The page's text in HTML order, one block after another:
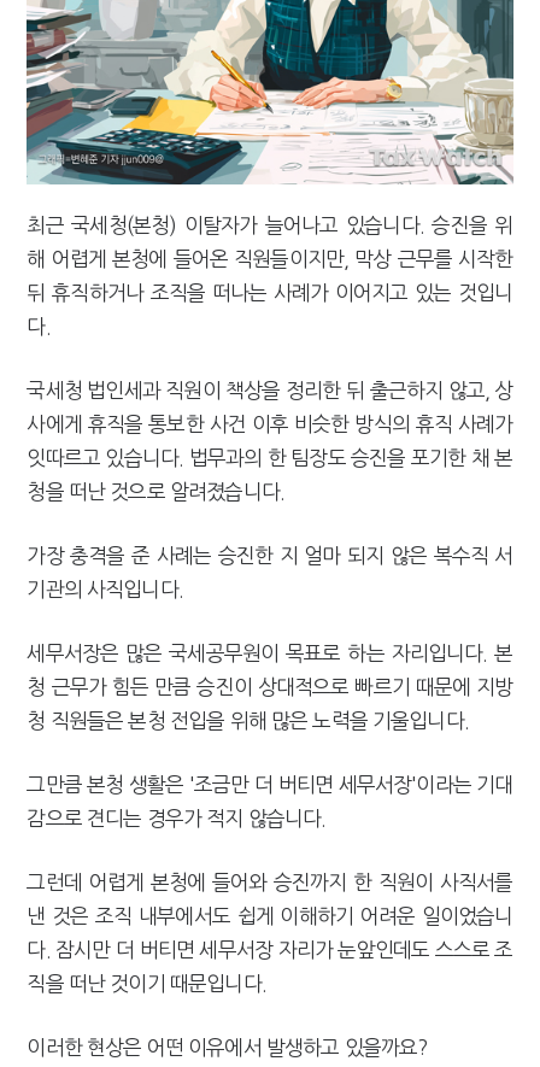
[2026 세제개편]"상속 닥치면 늦다"…가업승계 성패, 시간에 달렸다
최근 국세청(본청) 이탈자가 늘어나고 있습니다. 승진을 위
해 어렵게 본청에 들어온 직원들이지만, 막상 근무를 시작한
뒤 휴직하거나 조직을 떠나는 사례가 이어지고 있는 것입니
다.
국세청 법인세과 직원이 책상을 정리한 뒤 출근하지 않고, 상
사에게 휴직을 통보한 사건 이후 비슷한 방식의 휴직 사례가
잇따르고 있습니다. 법무과의 한 팀장도 승진을 포기한 채 본
청을 떠난 것으로 알려졌습니다.
가장 충격을 준 사례는 승진한 지 얼마 되지 않은 복수직 서
기관의 사직입니다.
세무서장은 많은 국세공무원이 목표로 하는 자리입니다. 본
청 근무가 힘든 만큼 승진이 상대적으로 빠르기 때문에 지방
청 직원들은 본청 전입을 위해 많은 노력을 기울입니다.
그만큼 본청 생활은 '조금만 더 버티면 세무서장'이라는 기대
감으로 견디는 경우가 적지 않습니다.
그런데 어렵게 본청에 들어와 승진까지 한 직원이 사직서를
낸 것은 조직 내부에서도 쉽게 이해하기 어려운 일이었습니
다. 잠시만 더 버티면 세무서장 자리가 눈앞인데도 스스로 조
직을 떠난 것이기 때문입니다.
이러한 현상은 어떤 이유에서 발생하고 있을까요?